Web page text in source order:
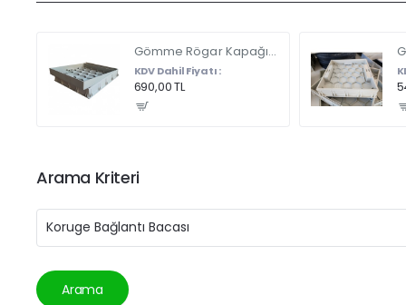
Gömme Rögar Kapağı - Seramik - Fayans Ve Mermer Zeminlerde - Gizli Çerçeve Kapak Çift Kulplu 45 X 45
KDV Dahil Fiyatı :
690,00 TL
Arama Kriteri
Arama